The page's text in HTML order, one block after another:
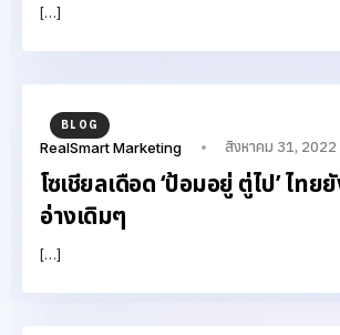
[…]
BLOG
RealSmart Marketing สิงหาคม 31, 2022
โซเชียลเดือด ‘ป้อมอยู่ ตู่ไป’ ไทย
อ่างเดิมๆ
[…]